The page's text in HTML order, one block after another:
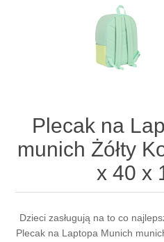
Plecak na
munich Żółty
x 40 x
Dzieci zasługują na to co
Plecak na Laptopa Munich